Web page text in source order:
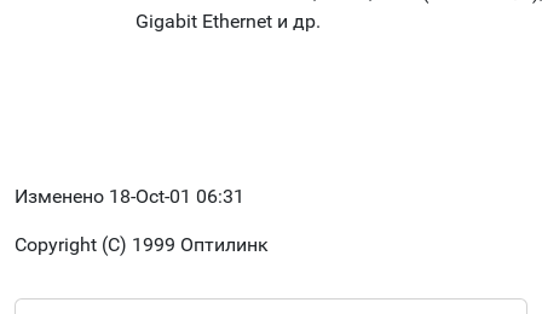
Gigabit Ethernet и др.
Изменено 18-Oct-01 06:31
Copyright (С) 1999 Оптилинк